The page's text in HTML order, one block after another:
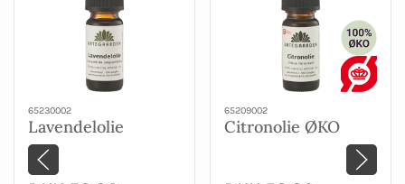
65230002
Lavendelolie
65209002
Citronolie ØKO